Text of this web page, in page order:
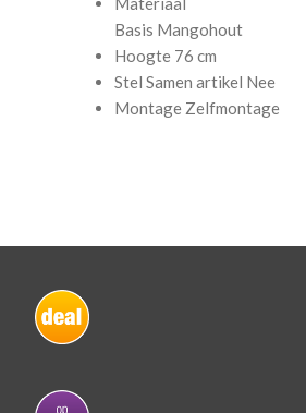
Basis Mangohout
Hoogte 76 cm
Stel Samen artikel Nee
Montage Zelfmontage